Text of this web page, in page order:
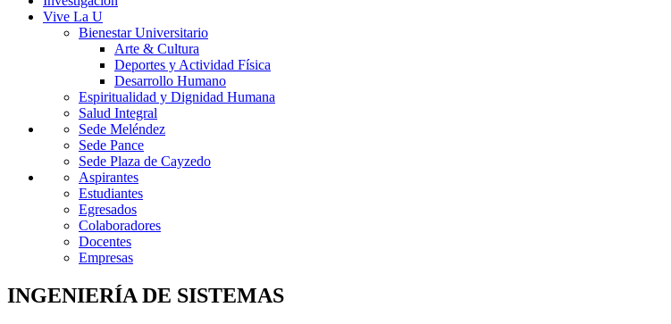
Vive La U
Bienestar Universitario
Arte & Cultura
Deportes y Actividad Física
Desarrollo Humano
Espiritualidad y Dignidad Humana
Salud Integral
Sede Meléndez
Sede Pance
Sede Plaza de Cayzedo
Aspirantes
Estudiantes
Egresados
Colaboradores
Docentes
Empresas
INGENIERÍA DE SISTEMAS